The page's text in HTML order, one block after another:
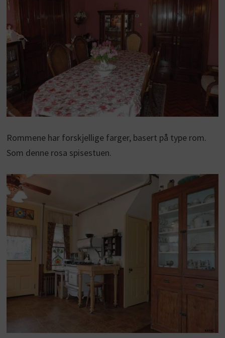
Rommene har forskjellige farger, basert på type rom.
Som denne rosa spisestuen.